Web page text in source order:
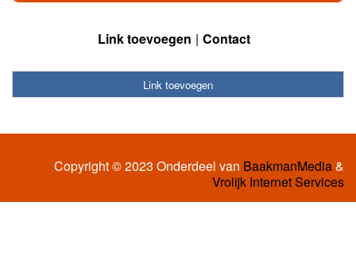
Link toevoegen Contact
Link toevoegen
Copyright © 2023 Onderdeel van BaakmanMedia&
Vrolijk Internet Services